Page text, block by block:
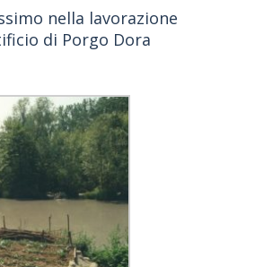
nella lavorazione
di Porgo Dora